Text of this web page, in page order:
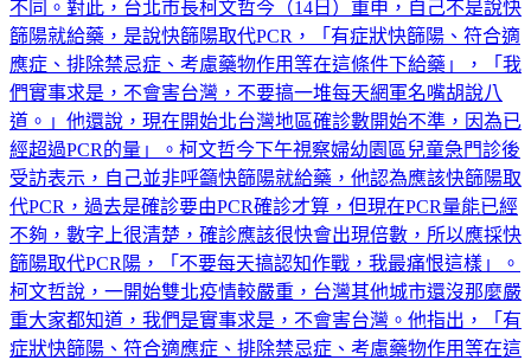
不同。對此，台北市長柯文哲今（14日）重申，自己不是說快
篩陽就給藥，是說快篩陽取代PCR，「有症狀快篩陽、符合適
應症、排除禁忌症、考慮藥物作用等在這條件下給藥」，「我
們實事求是，不會害台灣，不要搞一堆每天網軍名嘴胡說八
道。」他還說，現在開始北台灣地區確診數開始不準，因為已
經超過PCR的量」。柯文哲今下午視察婦幼園區兒童急門診後
受訪表示，自己並非呼籲快篩陽就給藥，他認為應該快篩陽取
代PCR，過去是確診要由PCR確診才算，但現在PCR量能已經
不夠，數字上很清楚，確診應該很快會出現倍數，所以應採快
篩陽取代PCR陽，「不要每天搞認知作戰，我最痛恨這樣」。
柯文哲說，一開始雙北疫情較嚴重，台灣其他城市還沒那麼嚴
重大家都知道，我們是實事求是，不會害台灣。他指出，「有
症狀快篩陽、符合適應症、排除禁忌症、考慮藥物作用等在這